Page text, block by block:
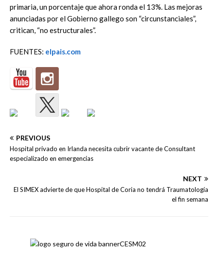
primaria, un porcentaje que ahora ronda el 13%. Las mejoras
anunciadas por el Gobierno gallego son “circunstanciales”,
critican, “no estructurales”.
FUENTES: elpais.com
PREVIOUS
Hospital privado en Irlanda necesita cubrir vacante de Consultant
especializado en emergencias
NEXT
El SIMEX advierte de que Hospital de Coria no tendrá Traumatología
el fin semana